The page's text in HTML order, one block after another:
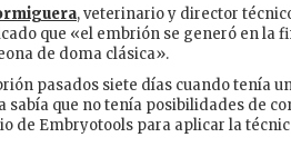
, veterinario y director
que «el embrión se generó en
de doma clásica».
pasados siete días cuando tenía
sabía que no tenía posibilidades de
de Embryotools para aplicar la